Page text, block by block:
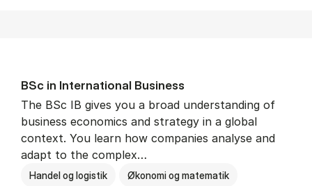
BSc in In­ter­na­tion­al Busi­ness
The BSc IB gives you a broad understanding of
business economics and strategy in a global
context. You learn how companies analyse and
adapt to the complex…
Handel og logistik Økonomi og matematik